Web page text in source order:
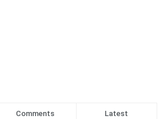
Comments Latest